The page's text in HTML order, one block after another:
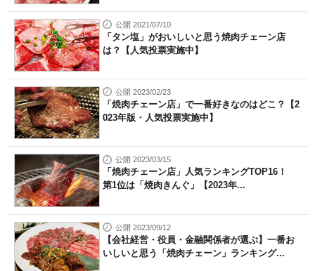
公開 2021/07/10
「タン塩」がおいしいと思う焼肉チェーン店
は？【人気投票実施中】
公開 2023/02/23
「焼肉チェーン店」で一番好きなのはどこ？【2
023年版・人気投票実施中】
公開 2023/03/15
「焼肉チェーン店」人気ランキングTOP16！
第1位は「焼肉きんぐ」【2023年...
公開 2023/09/12
【会社経営・役員・金融関係者が選ぶ】一番お
いしいと思う「焼肉チェーン」ランキング...